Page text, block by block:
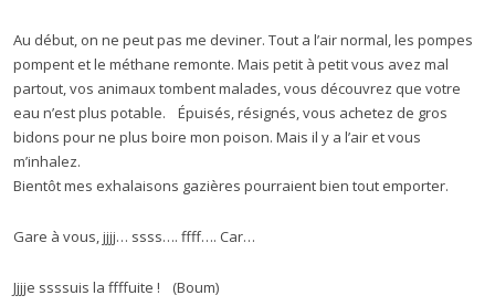
Au début, on ne peut pas me deviner. Tout a l’air normal, les pompes
pompent et le méthane remonte. Mais petit à petit vous avez mal
partout, vos animaux tombent malades, vous découvrez que votre
eau n’est plus potable. Épuisés, résignés, vous achetez de gros
bidons pour ne plus boire mon poison. Mais il y a l’air et vous
m’inhalez.
Bientôt mes exhalaisons gazières pourraient bien tout emporter.
Gare à vous, jjjj… ssss…. ffff…. Car…
Jjjje ssssuis la ffffuite ! (Boum)